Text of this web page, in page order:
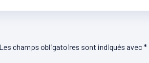
Les champs obligatoires sont indiqués avec*